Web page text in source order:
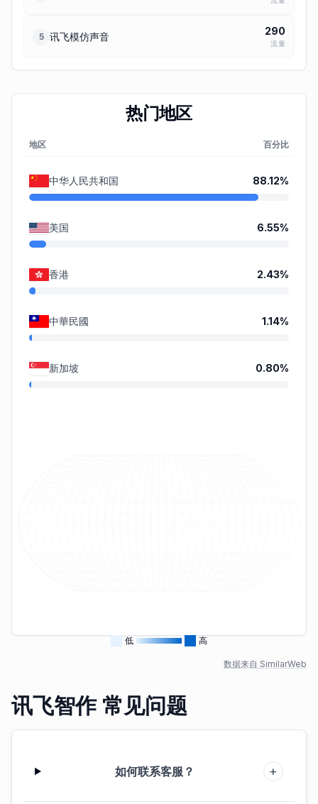
5 讯飞模仿声音 290
流量
热门地区
地区 百分比
中华人民共和国 88.12%
美国 6.55%
香港 2.43%
中華民國 1.14%
新加坡 0.80%
低 高
数据来自 SimilarWeb
讯飞智作 常见问题
如何联系客服？ +